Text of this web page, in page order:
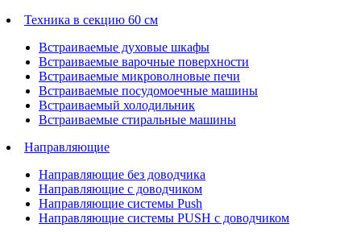
Техника в секцию 60 см
Встраиваемые духовые шкафы
Встраиваемые варочные поверхности
Встраиваемые микроволновые печи
Встраиваемые посудомоечные машины
Встраиваемый холодильник
Встраиваемые стиральные машины
Направляющие
Направляющие без доводчика
Направляющие с доводчиком
Направляющие системы Push
Направляющие системы PUSH с доводчиком